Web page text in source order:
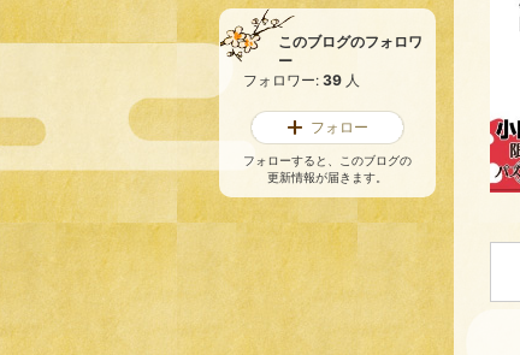
このブログのフォロワ
ー
フォロワー: 39 人
フォロー
フォローすると、このブログの
更新情報が届きます。